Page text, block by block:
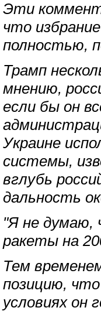
Эти
что
полностью,
Трамп
мнению,
если бы он
Украине
системы,
вглубь
дальность
"Я не думаю,
ракеты на
Тем
позицию, что
условиях он